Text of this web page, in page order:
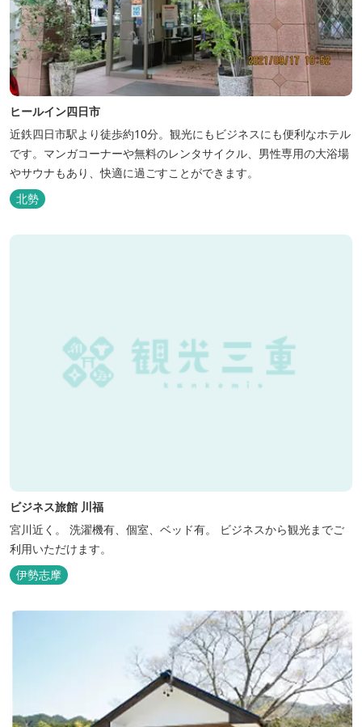
ヒールイン四日市
近鉄四日市駅より徒歩約10分。観光にもビジネスにも便利なホテル
です。マンガコーナーや無料のレンタサイクル、男性専用の大浴場
やサウナもあり、快適に過ごすことができます。
北勢
ビジネス旅館 川福
宮川近く。 洗濯機有、個室、ベッド有。 ビジネスから観光までご
利用いただけます。
伊勢志摩